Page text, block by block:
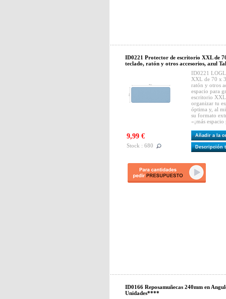
ID0221 Protector de escritorio XXL de
teclado, ratón y otros accesorios, azul
ID0221
XXL de 70 x
ratón y otros
espacio para
escritorio
organizar tu
óptima y, al
su formato
«¡más
9,99 €
Stock : 680
Añadir a la
Descripción
ID0166 Reposamuñecas 240mm en
Unidades****